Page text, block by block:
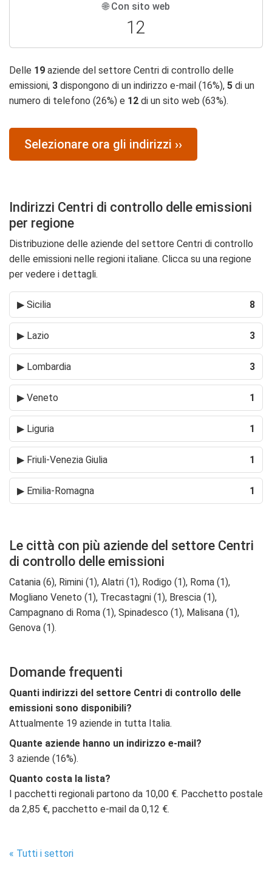
🌐 Con sito web
12
Delle 19 aziende del settore Centri di controllo delle
emissioni, 3 dispongono di un indirizzo e-mail (16%), 5 di un
numero di telefono (26%) e 12 di un sito web (63%).
Selezionare ora gli indirizzi ››
Indirizzi Centri di controllo delle emissioni
per regione
Distribuzione delle aziende del settore Centri di controllo
delle emissioni nelle regioni italiane. Clicca su una regione
per vedere i dettagli.
▶ Sicilia 8
▶ Lazio 3
▶ Lombardia 3
▶ Veneto 1
▶ Liguria 1
▶ Friuli-Venezia Giulia 1
▶ Emilia-Romagna 1
Le città con più aziende del settore Centri
di controllo delle emissioni
Catania (6), Rimini (1), Alatri (1), Rodigo (1), Roma (1),
Mogliano Veneto (1), Trecastagni (1), Brescia (1),
Campagnano di Roma (1), Spinadesco (1), Malisana (1),
Genova (1).
Domande frequenti
Quanti indirizzi del settore Centri di controllo delle
emissioni sono disponibili?
Attualmente 19 aziende in tutta Italia.
Quante aziende hanno un indirizzo e-mail?
3 aziende (16%).
Quanto costa la lista?
I pacchetti regionali partono da 10,00 €. Pacchetto postale
da 2,85 €, pacchetto e-mail da 0,12 €.
« Tutti i settori